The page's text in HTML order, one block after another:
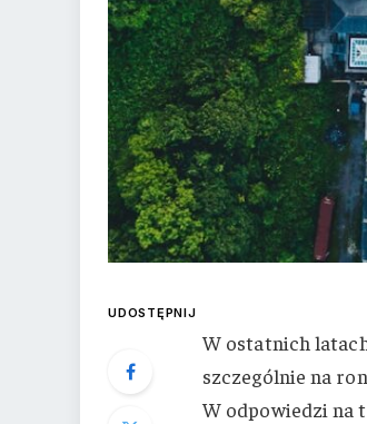
UDOSTĘPNIJ
W ostatnich
szczególnie na
W odpowiedzi na